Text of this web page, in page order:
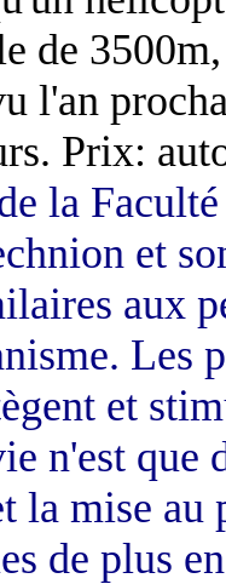
de
l'an
Prix:
la
et
aux
Les
et
n'est que
la mise
de plus